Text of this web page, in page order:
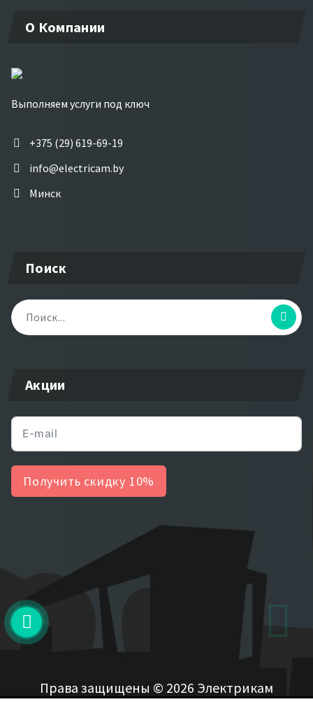
О Компании
Выполняем услуги под ключ
+375 (29) 619-69-19
info@electricam.by
Минск
Поиск
Найти:
Акции
Получить скидку 10%
Права защищены © 2026 Электрикам